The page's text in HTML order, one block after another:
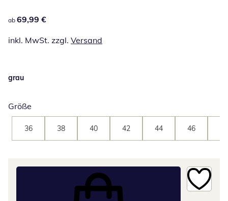
69,99 €
ab 69,99 €
inkl. MwSt. zzgl. Versand
grau
Größe
36 38 40 42 44 46